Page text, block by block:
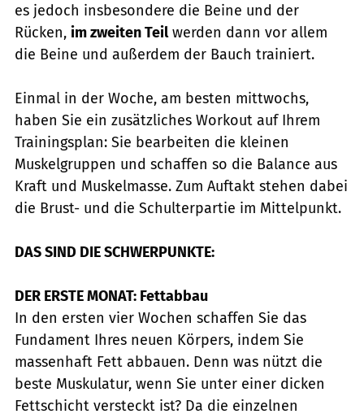
es jedoch insbesondere die Beine und der
Rücken, im zweiten Teilwerden dann vor allem
die Beine und außerdem der Bauch trainiert.
Einmal in der Woche, am besten mittwochs,
haben Sie ein zusätzliches Workout auf Ihrem
Trainingsplan: Sie bearbeiten die kleinen
Muskelgruppen und schaffen so die Balance aus
Kraft und Muskelmasse. Zum Auftakt stehen dabei
die Brust- und die Schulterpartie im Mittelpunkt.
DAS SIND DIE SCHWERPUNKTE:
DER ERSTE MONAT: Fettabbau
In den ersten vier Wochen schaffen Sie das
Fundament Ihres neuen Körpers, indem Sie
massenhaft Fett abbauen. Denn was nützt die
beste Muskulatur, wenn Sie unter einer dicken
Fettschicht versteckt ist? Da die einzelnen